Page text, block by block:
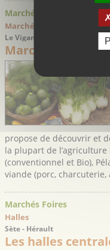
Marchés Foires
Marché traditionnel >
Le Vigan - Gard
Marché paysan
propose de découvrir et
la plupart de
(conventionnel et Bio),
viande (porc, charcuterie,
Marchés Foires
Halles
Sète - Hérault
Les halles